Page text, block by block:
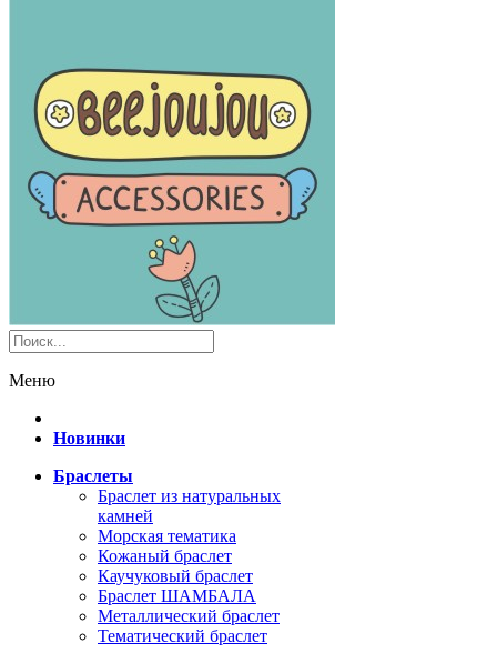
Меню
Новинки
Браслеты
Браслет из натуральных
камней
Морская тематика
Кожаный браслет
Каучуковый браслет
Браслет ШАМБАЛА
Металлический браслет
Тематический браслет